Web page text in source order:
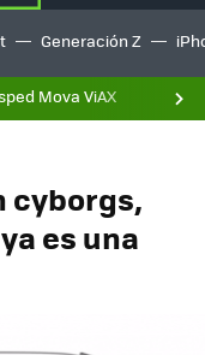
Generación Z
Mova ViAX
cyborgs,
es una